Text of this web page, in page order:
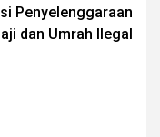
Penyelenggaraan
dan Umrah Ilegal